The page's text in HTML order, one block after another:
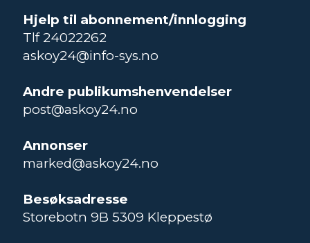
Hjelp til abonnement/innlogging
Tlf 24022262
askoy24@info-sys.no
Andre publikumshenvendelser
post@askoy24.no
Annonser
marked@askoy24.no
Besøksadresse
Storebotn 9B 5309 Kleppestø